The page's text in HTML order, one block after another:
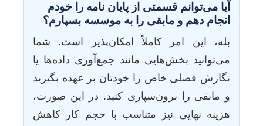
آیا می‌توانم قسمتی از پایان نامه را خودم
انجام دهم و مابقی را به موسسه بسپارم؟
بله، این امر کاملاً امکان‌پذیر است. شما
می‌توانید بخش‌هایی مانند جمع‌آوری داده‌ها یا
نگارش فصلی خاص را خودتان بر عهده بگیرید
و مابقی را برون‌سپاری کنید. در این صورت،
هزینه نهایی نیز متناسب با حجم کار کاهش